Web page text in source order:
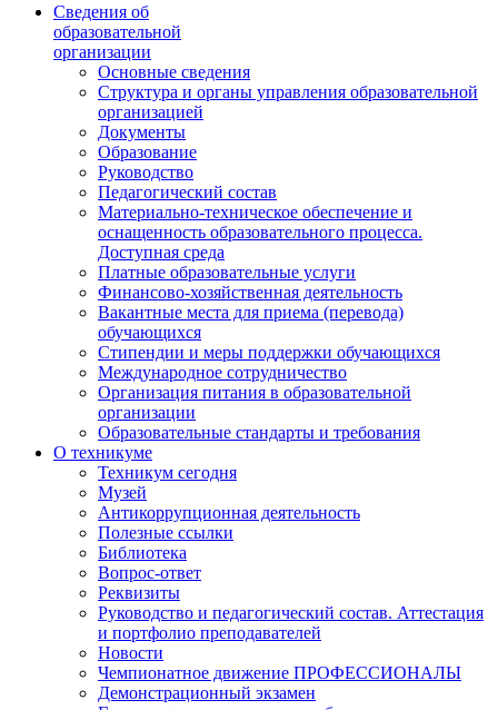
Сведения об
образовательной
организации
Основные сведения
Структура и органы управления образовательной
организацией
Документы
Образование
Руководство
Педагогический состав
Материально-техническое обеспечение и
оснащенность образовательного процесса.
Доступная среда
Платные образовательные услуги
Финансово-хозяйственная деятельность
Вакантные места для приема (перевода)
обучающихся
Стипендии и меры поддержки обучающихся
Международное сотрудничество
Организация питания в образовательной
организации
Образовательные стандарты и требования
О техникуме
Техникум сегодня
Музей
Антикоррупционная деятельность
Полезные ссылки
Библиотека
Вопрос-ответ
Реквизиты
Руководство и педагогический состав. Аттестация
и портфолио преподавателей
Новости
Чемпионатное движение ПРОФЕССИОНАЛЫ
Демонстрационный экзамен